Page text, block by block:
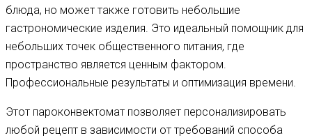
блюда, но может также готовить небольшие
гастрономические изделия. Это идеальный помощник для
небольших точек общественного питания, где
пространство является ценным фактором.
Профессиональные результаты и оптимизация времени.
Этот пароконвектомат позволяет персонализировать
любой рецепт в зависимости от требований способа